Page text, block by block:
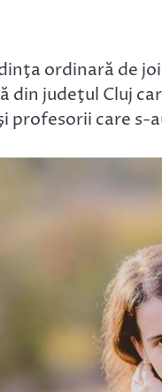
ordinară de
din judeţul Cluj
profesorii care